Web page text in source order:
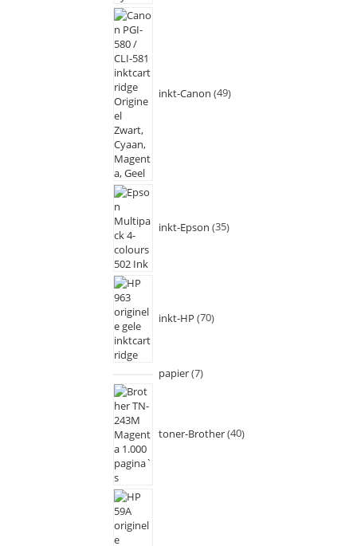
inkt-Canon 49
inkt-Epson 35
inkt-HP 70
papier 7
toner-Brother 40